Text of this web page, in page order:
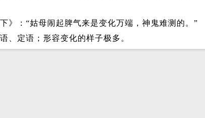
》：“姑母闹起脾气来是变化万端，神鬼难测的。”
、定语；形容变化的样子极多。